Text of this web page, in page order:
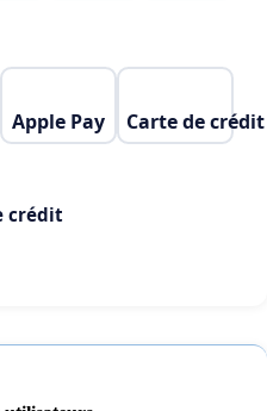
PLU
Apple Pay Carte de crédit
crédit